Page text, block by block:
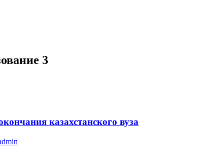
3
казахстанского вуза